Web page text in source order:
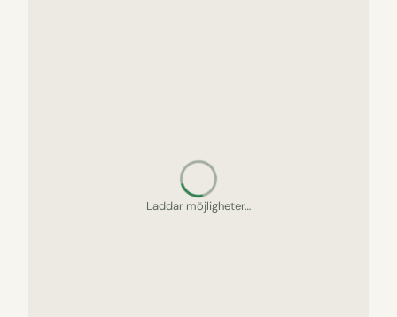
Letar upp gömda pärlor…